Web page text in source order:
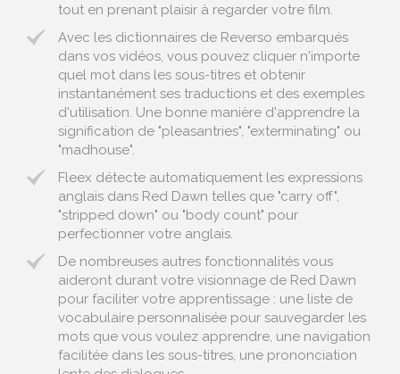
tout en prenant plaisir à regarder votre film.
Avec les dictionnaires de Reverso embarqués
dans vos vidéos, vous pouvez cliquer n'importe
quel mot dans les sous-titres et obtenir
instantanément ses traductions et des exemples
d'utilisation. Une bonne manière d'apprendre la
signification de "pleasantries", "exterminating" ou
"madhouse".
Fleex détecte automatiquement les expressions
anglais dans Red Dawn telles que "carry off",
"stripped down" ou "body count" pour
perfectionner votre anglais.
De nombreuses autres fonctionnalités vous
aideront durant votre visionnage de Red Dawn
pour faciliter votre apprentissage : une liste de
vocabulaire personnalisée pour sauvegarder les
mots que vous voulez apprendre, une navigation
facilitée dans les sous-titres, une prononciation